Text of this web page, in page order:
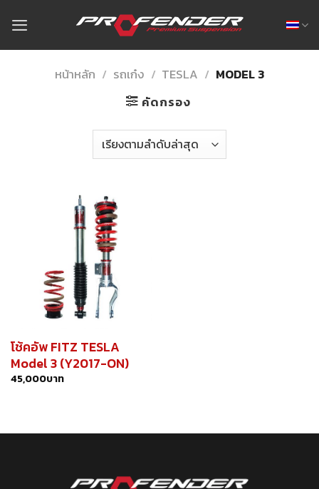
content
หน้าหลัก / รถเก๋ง / TESLA / MODEL 3
คัดกรอง
โช้คอัพ FITZ TESLA
Model 3 (Y2017-ON)
45,000บาท